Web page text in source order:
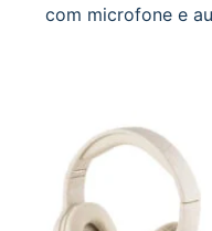
com microfone e